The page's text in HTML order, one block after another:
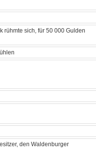
rühmte sich, für 50 000 Gulden
den Waldenburger